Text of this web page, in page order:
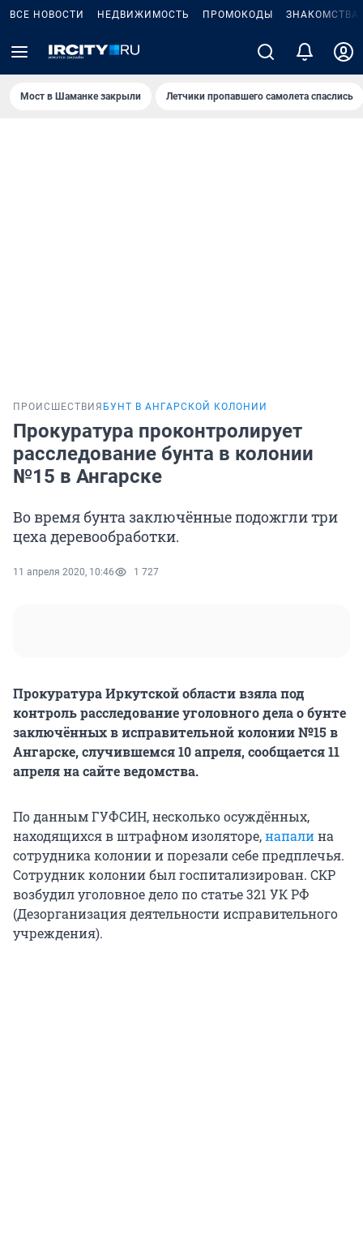
ВСЕ НОВОСТИ НЕДВИЖИМОСТЬ ПРОМОКОДЫ ЗНАКОМСТВА
Мост в Шаманке закрыли Летчики пропавшего самолета спаслись
ПРОИСШЕСТВИЯ БУНТ В АНГАРСКОЙ КОЛОНИИ
Прокуратура проконтролирует
расследование бунта в колонии
№15 в Ангарске
Во время бунта заключённые подожгли три
цеха деревообработки.
11 апреля 2020, 10:46 1 727
Прокуратура Иркутской области взяла под
контроль расследование уголовного дела о бунте
заключённых в исправительной колонии №15 в
Ангарске, случившемся 10 апреля, сообщается 11
апреля на сайте ведомства.
По данным ГУФСИН, несколько осуждённых,
находящихся в штрафном изоляторе,напалина
сотрудника колонии и порезали себе предплечья.
Сотрудник колонии был госпитализирован. СКР
возбудил уголовное дело по статье 321 УК РФ
(Дезорганизация деятельности исправительного
учреждения).